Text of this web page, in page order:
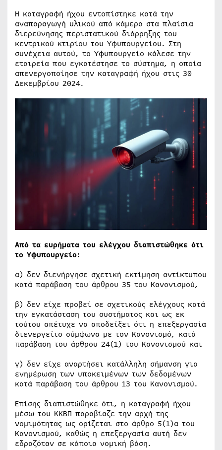
Η καταγραφή ήχου εντοπίστηκε κατά την
αναπαραγωγή υλικού από κάμερα στα πλαίσια
διερεύνησης περιστατικού διάρρηξης του
κεντρικού κτιρίου του Υφυπουργείου. Στη
συνέχεια αυτού, το Υφυπουργείο κάλεσε την
εταιρεία που εγκατέστησε το σύστημα, η οποία
απενεργοποίησε την καταγραφή ήχου στις 30
Δεκεμβρίου 2024.
Από τα ευρήματα του ελέγχου διαπιστώθηκε ότι
το Υφυπουργείο:
α) δεν διενήργησε σχετική εκτίμηση αντίκτυπου
κατά παράβαση του άρθρου 35 του Κανονισμού,
β) δεν είχε προβεί σε σχετικούς ελέγχους κατά
την εγκατάσταση του συστήματος και ως εκ
τούτου απέτυχε να αποδείξει ότι η επεξεργασία
διενεργείτο σύμφωνα με τον Κανονισμό, κατά
παράβαση του άρθρου 24(1) του Κανονισμού και
γ) δεν είχε αναρτήσει κατάλληλη σήμανση για
ενημέρωση των υποκειμένων των δεδομένων
κατά παράβαση του άρθρου 13 του Κανονισμού.
Επίσης διαπιστώθηκε ότι, η καταγραφή ήχου
μέσω του ΚΚΒΠ παραβίαζε την αρχή της
νομιμότητας ως ορίζεται στο άρθρο 5(1)α του
Κανονισμού, καθώς η επεξεργασία αυτή δεν
εδραζόταν σε κάποια νομική βάση.